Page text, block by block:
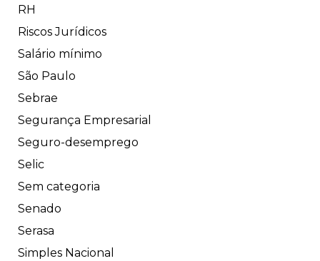
RH
Riscos Jurídicos
Salário mínimo
São Paulo
Sebrae
Segurança Empresarial
Seguro-desemprego
Selic
Sem categoria
Senado
Serasa
Simples Nacional